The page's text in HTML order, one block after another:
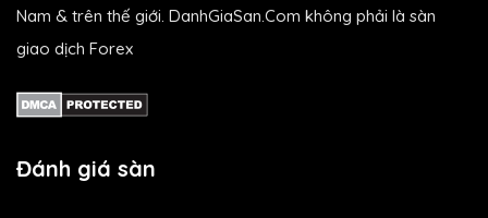
Nam & trên thế giới. DanhGiaSan.Com không phải là sàn
giao dịch Forex
Đánh giá sàn